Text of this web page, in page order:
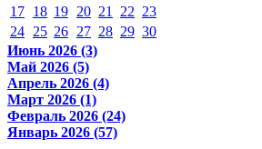
17 18 19 20 21 22 23
24 25 26 27 28 29 30
Июнь 2026 (3)
Май 2026 (5)
Апрель 2026 (4)
Март 2026 (1)
Февраль 2026 (24)
Январь 2026 (57)